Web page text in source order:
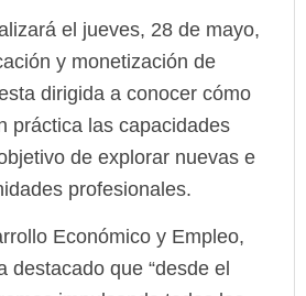
el jueves, 28 de mayo,
y monetización de
dirigida a conocer cómo
práctica las capacidades
de explorar nuevas e
profesionales.
Económico y Empleo,
destacado que “desde el